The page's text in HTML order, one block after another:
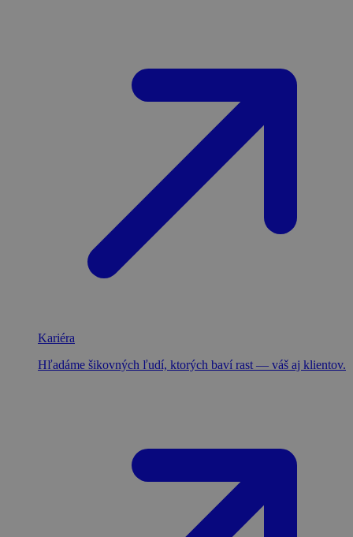
Kariéra
Hľadáme šikovných ľudí, ktorých baví rast — váš aj klientov.